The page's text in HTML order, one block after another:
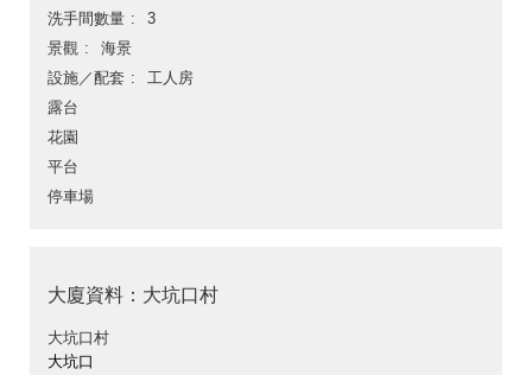
洗手間數量
3
景觀
海景
設施／配套
工人房
露台
花園
平台
停車場
大廈資料：大坑口村
大坑口村
大坑口